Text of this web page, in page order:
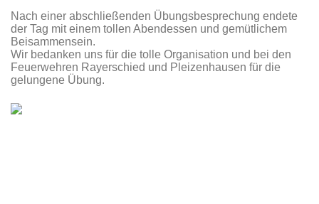
Nach einer abschließenden Übungsbesprechung endete
der Tag mit einem tollen Abendessen und gemütlichem
Beisammensein.
Wir bedanken uns für die tolle Organisation und bei den
Feuerwehren Rayerschied und Pleizenhausen für die
gelungene Übung.